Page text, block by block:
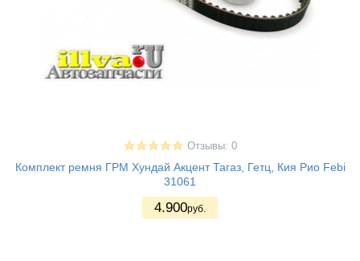
Отзывы: 0
Комплект ремня ГРМ Хундай Акцент Тагаз, Гетц, Кия Рио Febi
31061
4.900руб.